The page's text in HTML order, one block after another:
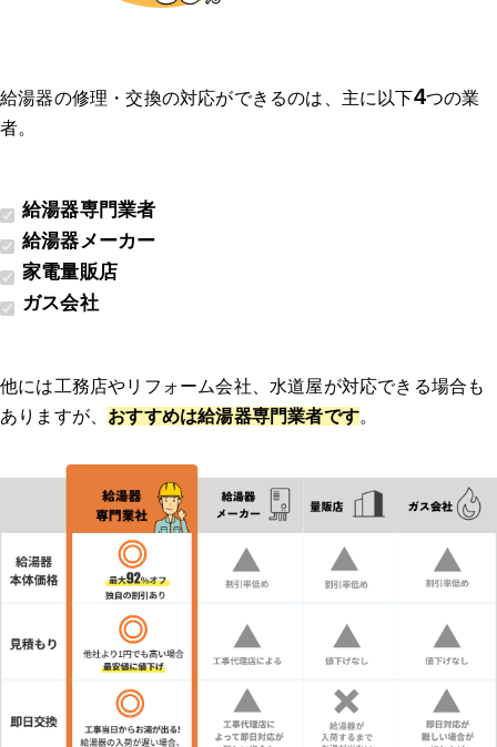
給湯器の修理・交換の対応ができるのは、主に以下4つの業
者。
給湯器専門業者
給湯器メーカー
家電量販店
ガス会社
他には工務店やリフォーム会社、水道屋が対応できる場合も
ありますが、 おすすめは給湯器専門業者です。